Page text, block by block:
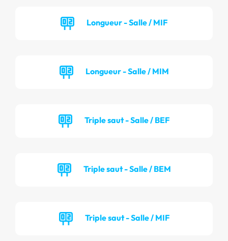
Longueur - Salle / MIF
Longueur - Salle / MIM
Triple saut - Salle / BEF
Triple saut - Salle / BEM
Triple saut - Salle / MIF